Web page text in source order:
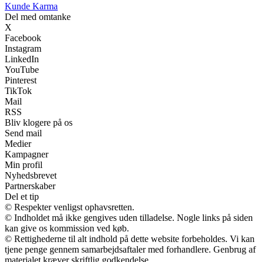
Kunde Karma
Del med omtanke
X
Facebook
Instagram
LinkedIn
YouTube
Pinterest
TikTok
Mail
RSS
Bliv klogere på os
Send mail
Medier
Kampagner
Min profil
Nyhedsbrevet
Partnerskaber
Del et tip
© Respekter venligst ophavsretten.
© Indholdet må ikke gengives uden tilladelse. Nogle links på siden
kan give os kommission ved køb.
© Rettighederne til alt indhold på dette website forbeholdes. Vi kan
tjene penge gennem samarbejdsaftaler med forhandlere. Genbrug af
materialet kræver skriftlig godkendelse.